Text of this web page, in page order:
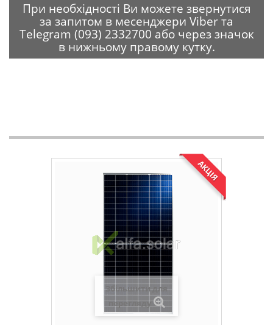
При необхідності Ви можете звернутися
за запитом в месенджери Viber та
Telegram (093) 2332700 або через значок
в нижньому правому кутку.
АКЦІЯ
Збільшити для
перегляду